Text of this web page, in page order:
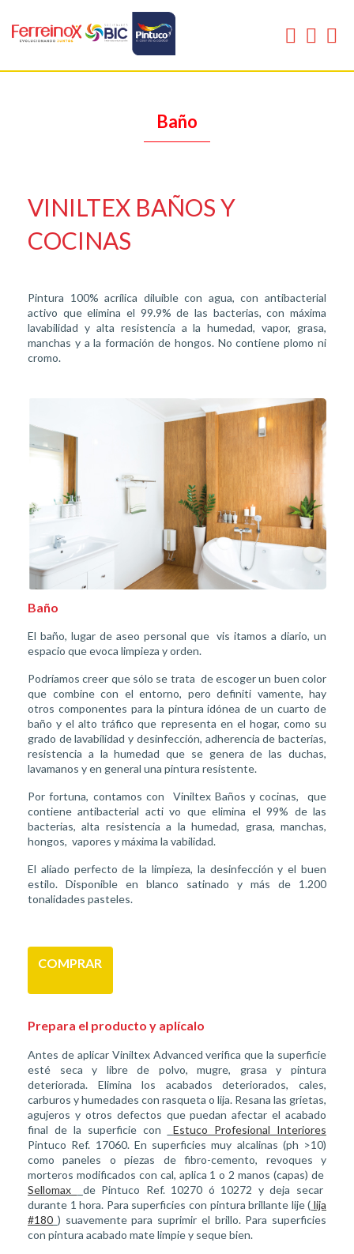
Baño
VINILTEX BAÑOS Y
COCINAS
Pintura 100% acrílica diluible con agua, con antibacterial
activo que elimina el 99.9% de las bacterias, con máxima
lavabilidad y alta resistencia a la humedad, vapor, grasa,
manchas y a la formación de hongos. No contiene plomo ni
cromo.
Baño
El baño, lugar de aseo personal que vis itamos a diario, un
espacio que evoca limpieza y orden.
Podríamos creer que sólo se trata de escoger un buen color
que combine con el entorno, pero definiti vamente, hay
otros componentes para la pintura idónea de un cuarto de
baño y el alto tráfico que representa en el hogar, como su
grado de lavabilidad y desinfección, adherencia de bacterias,
resistencia a la humedad que se genera de las duchas,
lavamanos y en general una pintura resistente.
Por fortuna, contamos con Viniltex Baños y cocinas,
que
contiene antibacterial acti vo que elimina el 99% de las
bacterias, alta resistencia a la humedad, grasa, manchas,
hongos, vapores y máxima la vabilidad.
El aliado perfecto de la limpieza, la desinfección y el buen
estilo. Disponible en blanco satinado y más de 1.200
tonalidades pasteles.
COMPRAR
Prepara el producto y aplícalo
Antes de aplicar Viniltex Advanced verifica que la superficie
esté seca y libre de polvo, mugre, grasa y pintura
deteriorada. Elimina los acabados deteriorados, cales,
carburos y humedades con rasqueta o lija. Resana las grietas,
agujeros y otros defectos que puedan afectar el acabado
final de la superficie con
Estuco Profesional Interiores
Pintuco Ref. 17060. En superficies muy alcalinas (ph >10)
como paneles o piezas de fibro-cemento, revoques y
morteros modificados con cal, aplica 1 o 2 manos (capas) de
Sellomax
de Pintuco Ref. 10270 ó 10272 y deja secar
durante 1 hora. Para superficies con pintura brillante lije ( lija
#180 ) suavemente para suprimir el brillo. Para superficies
con pintura acabado mate limpie y seque bien.